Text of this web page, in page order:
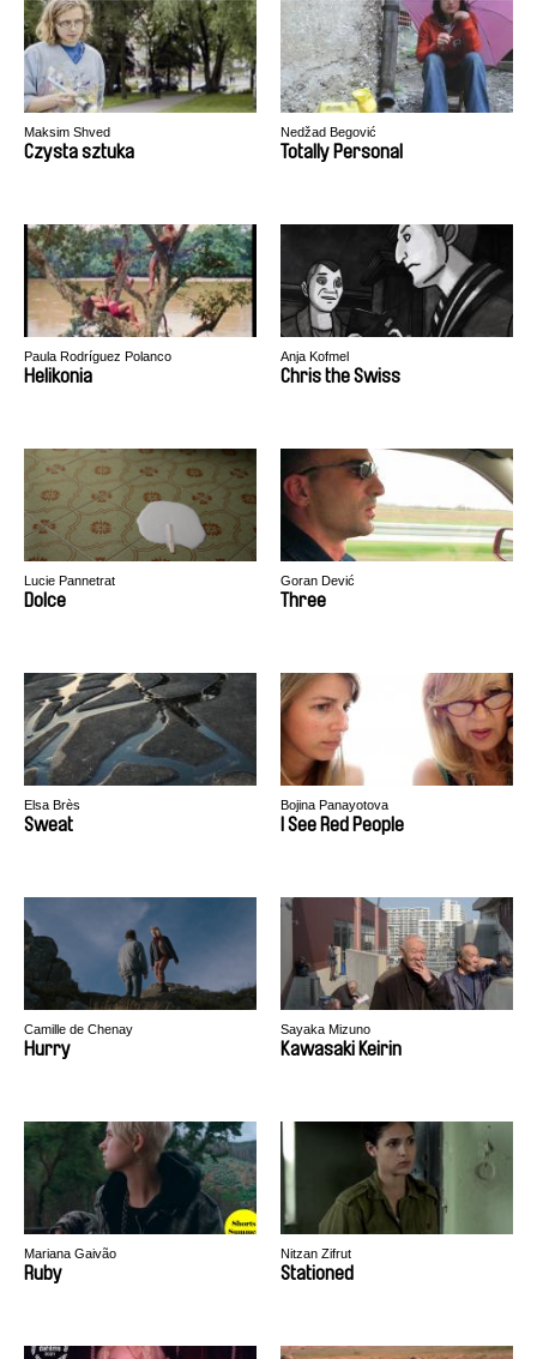
Maksim Shved
Czysta sztuka
Nedžad Begović
Totally Personal
Paula Rodríguez Polanco
Helikonia
Anja Kofmel
Chris the Swiss
Lucie Pannetrat
Dolce
Goran Dević
Three
Elsa Brès
Sweat
Bojina Panayotova
I See Red People
Camille de Chenay
Hurry
Sayaka Mizuno
Kawasaki Keirin
Mariana Gaivão
Ruby
Nitzan Zifrut
Stationed